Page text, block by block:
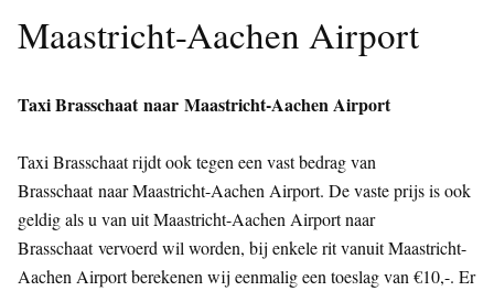
Maastricht-Aachen Airport
Taxi Brasschaat naar Maastricht-Aachen Airport
Taxi Brasschaat rijdt ook tegen een vast bedrag van
Brasschaat naar Maastricht-Aachen Airport. De vaste prijs is ook
geldig als u van uit Maastricht-Aachen Airport naar
Brasschaat vervoerd wil worden, bij enkele rit vanuit Maastricht-
Aachen Airport berekenen wij eenmalig een toeslag van €10,-. Er